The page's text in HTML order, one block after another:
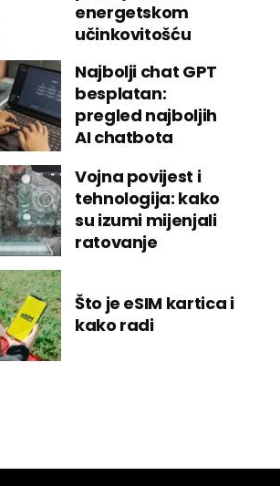
energetskom
učinkovitošću
Najbolji chat GPT
besplatan:
pregled najboljih
AI chatbota
Vojna povijest i
tehnologija: kako
su izumi mijenjali
ratovanje
Što je eSIM kartica i
kako radi